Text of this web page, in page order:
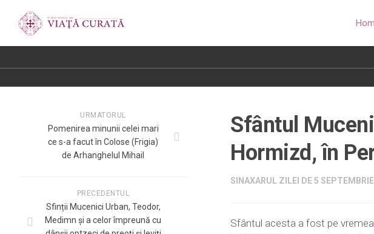
Sfântul
Hormizd, în
SINAXARUL ZILEI DE 5 SEPTEMBRIE
Sfântul acesta a fost pe
URMATORUL
Pomenirea minunii celei mari
ce s-a facut în Colose (Frigia)
de Arhanghelul Mihail
PRECEDENTUL
Sfinții Mucenici Urban, Teodor,
Medimn și a celor împreună cu